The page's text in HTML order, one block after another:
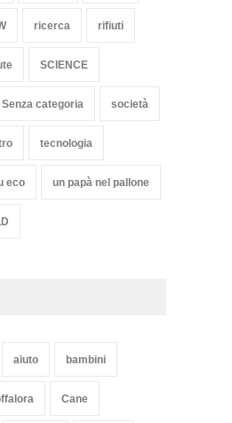
ricerca rifiuti
SCIENCE
Senza categoria società
tecnologia
eco un papà nel pallone
aiuto bambini
Cane